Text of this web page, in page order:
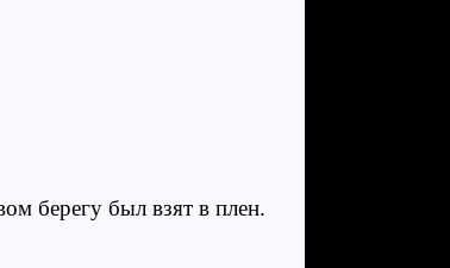
берегу был взят в плен.